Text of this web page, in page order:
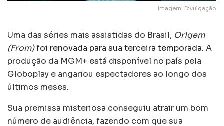
Imagem: Divulgação
Uma das séries mais assistidas do Brasil, Origem
(From)foi renovada para sua terceira temporada. A
produção da MGM+ está disponível no país pela
Globoplay e angariou espectadores ao longo dos
últimos meses.
Sua premissa misteriosa conseguiu atrair um bom
número de audiência, fazendo com que sua